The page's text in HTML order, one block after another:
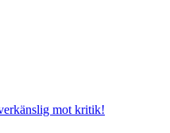
mot kritik!